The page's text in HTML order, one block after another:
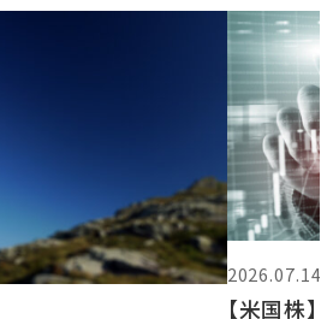
2026.07.14
【米国株